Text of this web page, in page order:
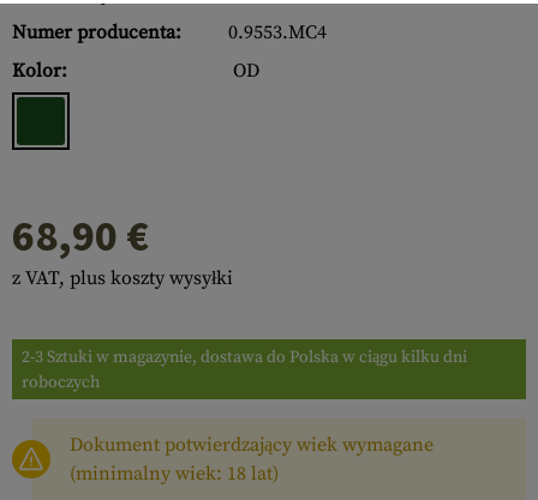
Numer producenta:
0.9553.MC4
Kolor:
OD
68,90 €
z VAT, plus koszty wysyłki
2-3 Sztuki w magazynie, dostawa do Polska w ciągu kilku dni
roboczych
Dokument potwierdzający wiek wymagane
(minimalny wiek: 18 lat)